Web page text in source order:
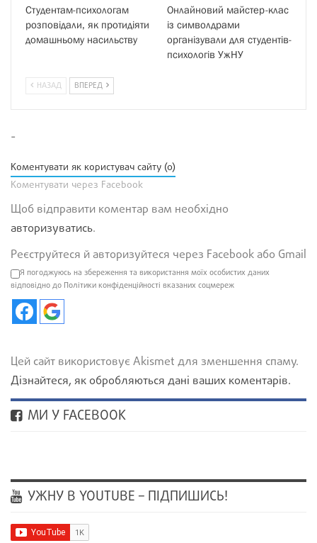
Студентам-психологам
розповідали, як протидіяти
домашньому насильству
Онлайновий майстер-клас
із символдрами
організували для студентів-
психологів УжНУ
НАЗАД ВПЕРЕД
-
Коментувати як користувач сайту (0)
Коментувати через Facebook
Щоб відправити коментар вам необхідно
авторизуватись.
Реєструйтеся й авторизуйтеся через Facebook або Gmail
Я погоджуюсь на збереження та використання моїх особистих даних
відповідно до Політики конфіденційності вказаних соцмереж
Цей сайт використовує Akismet для зменшення спаму.
Дізнайтеся, як обробляються дані ваших коментарів.
МИ У FACEBOOK
УЖНУ В YOUTUBE – ПІДПИШИСЬ!